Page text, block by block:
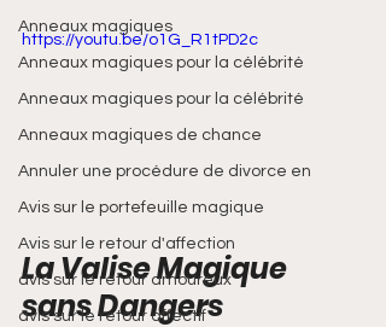
Anneaux magiques
Anneaux magiques pour la célébrité
Anneaux magiques pour la célébrité
Anneaux magiques de chance
Annuler une procédure de divorce en
Avis sur le portefeuille magique
Avis sur le retour d'affection
avis sur le retour amoureux
avis sur le retour affectif
https://youtu.be/o1G_R1tPD2c
La Valise Magique
sans Dangers